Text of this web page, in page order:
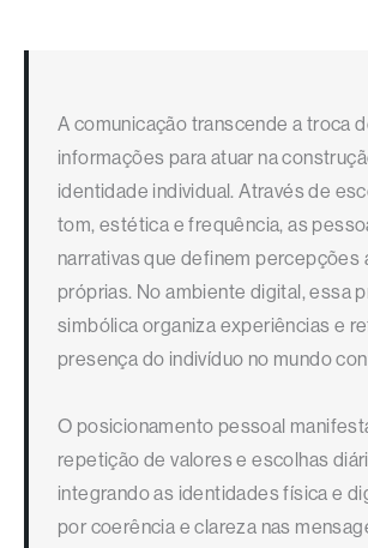
A comunicação transcende a troca
informações para atuar na
identidade individual. Através de
tom, estética e frequência, as
narrativas que definem percepções
próprias. No ambiente digital, essa
simbólica organiza experiências e
presença do indivíduo no mundo
O posicionamento pessoal
repetição de valores e escolhas
integrando as identidades física e
por coerência e clareza nas